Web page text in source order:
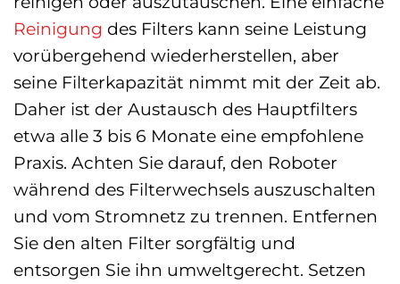
Reinigung des Filters kann seine Leistung
vorübergehend wiederherstellen, aber
seine Filterkapazität nimmt mit der Zeit ab.
Daher ist der Austausch des Hauptfilters
etwa alle 3 bis 6 Monate eine empfohlene
Praxis. Achten Sie darauf, den Roboter
während des Filterwechsels auszuschalten
und vom Stromnetz zu trennen. Entfernen
Sie den alten Filter sorgfältig und
entsorgen Sie ihn umweltgerecht. Setzen